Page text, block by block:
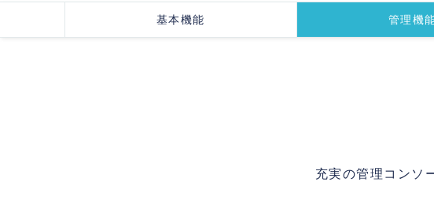
基本機能 管理機
充実の管理コンソ